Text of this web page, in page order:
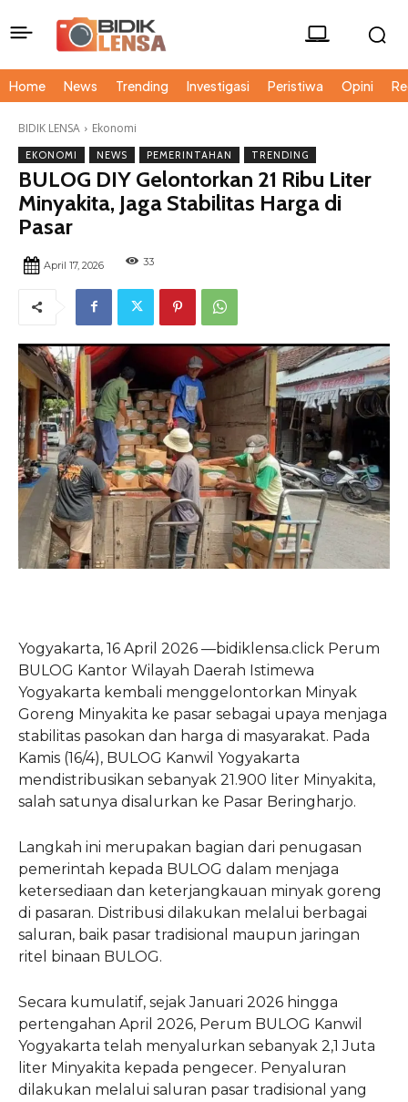
Home News Trending Investigasi Peristiwa Opini
BIDIK LENSA Ekonomi
EKONOMI NEWS PEMERINTAHAN TRENDING
BULOG DIY Gelontorkan 21 Ribu Liter
Minyakita, Jaga Stabilitas Harga di
Pasar
April 17, 2026 33
Yogyakarta, 16 April 2026 —bidiklensa.click Perum
BULOG Kantor Wilayah Daerah Istimewa
Yogyakarta kembali menggelontorkan Minyak
Goreng Minyakita ke pasar sebagai upaya menjaga
stabilitas pasokan dan harga di masyarakat. Pada
Kamis (16/4), BULOG Kanwil Yogyakarta
mendistribusikan sebanyak 21.900 liter Minyakita,
salah satunya disalurkan ke Pasar Beringharjo.
Langkah ini merupakan bagian dari penugasan
pemerintah kepada BULOG dalam menjaga
ketersediaan dan keterjangkauan minyak goreng
di pasaran. Distribusi dilakukan melalui berbagai
saluran, baik pasar tradisional maupun jaringan
ritel binaan BULOG.
Secara kumulatif, sejak Januari 2026 hingga
pertengahan April 2026, Perum BULOG Kanwil
Yogyakarta telah menyalurkan sebanyak 2,1 Juta
liter Minyakita kepada pengecer. Penyaluran
dilakukan melalui saluran pasar tradisional yang